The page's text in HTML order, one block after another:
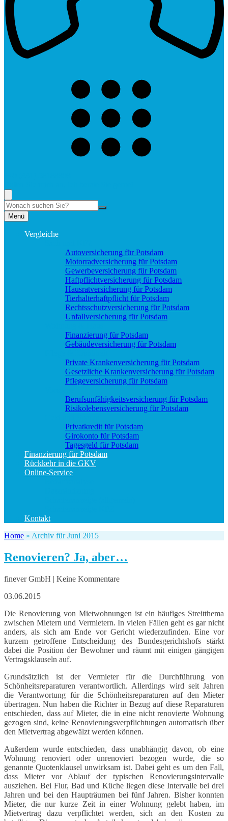
Suche
Menü
Vergleiche
Autoversicherung für Potsdam
Motorradversicherung für Potsdam
Gewerbeversicherung für Potsdam
Haftpflichtversicherung für Potsdam
Hausratversicherung für Potsdam
Tierhalterhaftpflicht für Potsdam
Rechtsschutzversicherung für Potsdam
Unfallversicherung für Potsdam
Finanzierung für Potsdam
Gebäudeversicherung für Potsdam
Private Krankenversicherung für Potsdam
Gesetzliche Krankenversicherung für Potsdam
Pflegeversicherung für Potsdam
Berufs­unfähigkeitsversicherung für Potsdam
Risikolebensversicherung für Potsdam
Privatkredit für Potsdam
Girokonto für Potsdam
Tagesgeld für Potsdam
Finanzierung für Potsdam
Rückkehr in die GKV
Online-Service
Kontakt
Home » Archiv für Juni 2015
Renovieren? Ja, aber…
finever GmbH | Keine Kommentare
03.06.2015
Die Renovierung von Mietwohnungen ist ein häufiges Streitthema
zwischen Mietern und Vermietern. In vielen Fällen geht es gar nicht
anders, als sich am Ende vor Gericht wiederzufinden. Eine vor
kurzem getroffene Entscheidung des Bundesgerichtshofs stärkt
dabei die Position der Bewohner und räumt mit einigen gängigen
Vertragsklauseln auf.
Grundsätzlich ist der Vermieter für die Durchführung von
Schönheitsreparaturen verantwortlich. Allerdings wird seit Jahren
die Verantwortung für die Schönheitsreparaturen auf den Mieter
übertragen. Nun haben die Richter in Bezug auf diese Reparaturen
entschieden, dass auf Mieter, die in eine nicht renovierte Wohnung
gezogen sind, keine Renovierungsverpflichtungen automatisch über
den Mietvertrag abgewälzt werden können.
Außerdem wurde entschieden, dass unabhängig davon, ob eine
Wohnung renoviert oder unrenoviert bezogen wurde, die so
genannte Quotenklausel unwirksam ist. Dabei geht es um den Fall,
dass Mieter vor Ablauf der typischen Renovierungsintervalle
ausziehen. Bei Flur, Bad und Küche liegen diese Intervalle bei drei
Jahren und bei den Haupträumen bei fünf Jahren. Bisher konnten
Mieter, die nur kurze Zeit in einer Wohnung gelebt haben, im
Mietvertrag dazu verpflichtet werden, sich an den Kosten zu